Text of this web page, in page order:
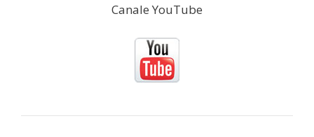
Canale YouTube